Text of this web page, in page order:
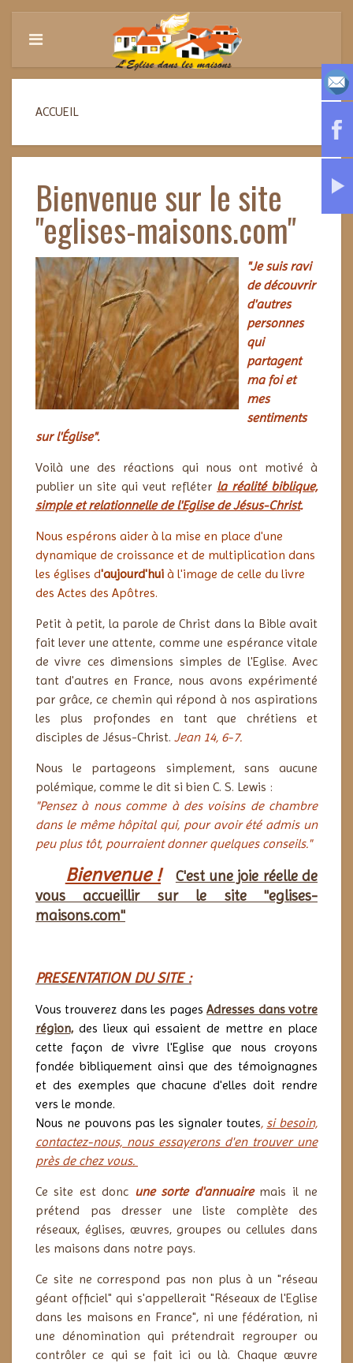
ACCUEIL
Bienvenue sur le site
"eglises-maisons.com"
"Je suis ravi
de découvrir
d'autres
personnes
qui
partagent
ma foi et
mes
sentiments
sur l'Église".
Voilà une des réactions qui nous ont motivé à
publier un site qui veut refléter la réalité biblique,
simple et relationnelle de l'Eglise de Jésus-Christ.
Nous espérons aider à la mise en place d'une
dynamique de croissance et de multiplication dans
les églises d'aujourd'hui à l'image de celle du livre
des Actes des Apôtres.
Petit à petit, la parole de Christ dans la Bible avait
fait lever une attente, comme une espérance vitale
de vivre ces dimensions simples de l'Eglise. Avec
tant d'autres en France, nous avons expérimenté
par grâce, ce chemin qui répond à nos aspirations
les plus profondes en tant que chrétiens et
disciples de Jésus-Christ. Jean 14, 6-7.
Nous le partageons simplement, sans aucune
polémique, comme le dit si bien C. S. Lewis :
"Pensez à nous comme à des voisins de chambre
dans le même hôpital qui, pour avoir été admis un
peu plus tôt, pourraient donner quelques conseils."
Bienvenue !
C'est une joie réelle de
vous accueillir sur le site "eglises-
maisons.com"
PRESENTATION DU SITE :
Vous trouverez dans les pages Adresses dans votre
région, des lieux qui essaient de mettre en place
cette façon de vivre l'Eglise que nous croyons
fondée bibliquement ainsi que des témoignagnes
et des exemples que chacune d'elles doit rendre
vers le monde.
Nous ne pouvons pas les signaler toutes, si besoin,
contactez-nous, nous essayerons d'en trouver une
près de chez vous.
Ce site est donc une sorte d'annuairemais il ne
prétend pas dresser une liste complète des
réseaux, églises, œuvres, groupes ou cellules dans
les maisons dans notre pays.
Ce site ne correspond pas non plus à un "réseau
géant officiel" qui s'appellerait "Réseaux de l'Eglise
dans les maisons en France", ni une fédération, ni
une dénomination qui prétendrait regrouper ou
contrôler ce qui se fait ici ou là. Chaque œuvre